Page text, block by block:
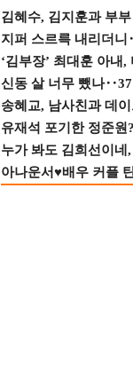
김혜수, 김지훈과 부
지퍼 스르륵 내리더
‘김부장’ 최대훈 아
신동 살 너무 뺐나‥37
송혜교, 남사친과 데
유재석 포기한 정준원
누가 봐도 김희선이
아나운서♥배우 커플